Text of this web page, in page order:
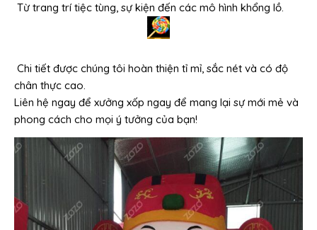
Từ trang trí tiệc tùng, sự kiện đến các mô hình khổng lồ.
Chi tiết được chúng tôi hoàn thiện tỉ mỉ, sắc nét và có độ
chân thực cao.
Liên hệ ngay để xưởng xốp ngay để mang lại sự mới mẻ và
phong cách cho mọi ý tưởng của bạn!